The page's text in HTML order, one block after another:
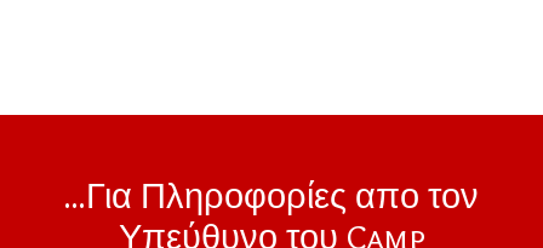
...Για Πληροφορίες απο τον
Υπεύθυνο του Camp